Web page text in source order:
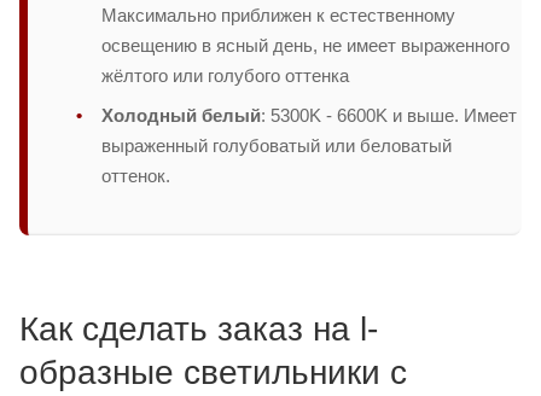
Максимально приближен к естественному
освещению в ясный день, не имеет выраженного
жёлтого или голубого оттенка
Холодный белый: 5300K - 6600K и выше. Имеет
выраженный голубоватый или беловатый
оттенок.
Как сделать заказ на l-
образные светильники с